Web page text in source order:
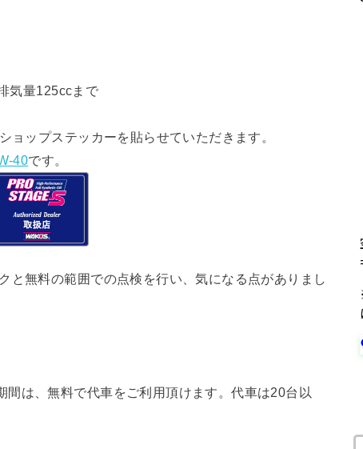
気量125ccまで
ョップステッカーを貼らせていただきます。
40です。
と無料の範囲での点検を行い、気になる点がありまし
は、無料で代車をご利用頂けます。代車は20台以